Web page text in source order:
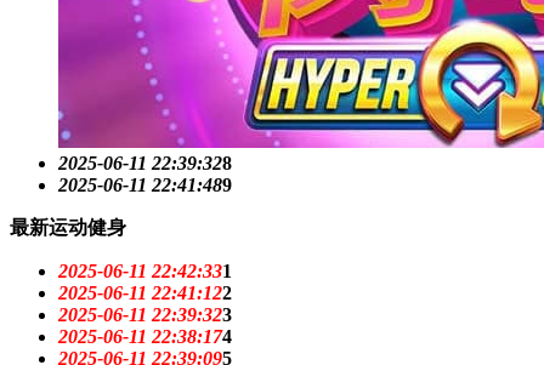
2025-06-11 22:39:328
2025-06-11 22:41:489
最新运动健身
2025-06-11 22:42:331
2025-06-11 22:41:122
2025-06-11 22:39:323
2025-06-11 22:38:174
2025-06-11 22:39:095